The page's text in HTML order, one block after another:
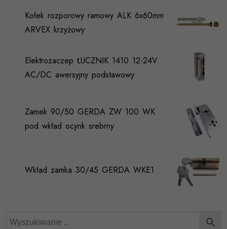
Kołek rozporowy ramowy ALK 6x60mm
ARVEX krzyżowy
Elektrozaczep ŁUCZNIK 1410 12-24V
AC/DC awersyjny podstawowy
Zamek 90/50 GERDA ZW 100 WK
pod wkład ocynk srebrny
Wkład zamka 30/45 GERDA WKE1